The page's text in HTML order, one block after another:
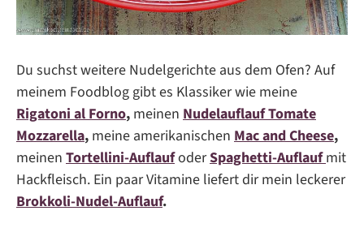
Du suchst weitere Nudelgerichte aus dem Ofen? Auf
meinem Foodblog gibt es Klassiker wie meine
Rigatoni al Forno, meinen Nudelauflauf Tomate
Mozzarella, meine amerikanischen Mac and Cheese,
meinen Tortellini-AuflaufoderSpaghetti-Auflauf mit
Hackfleisch. Ein paar Vitamine liefert dir mein leckerer
Brokkoli-Nudel-Auflauf.